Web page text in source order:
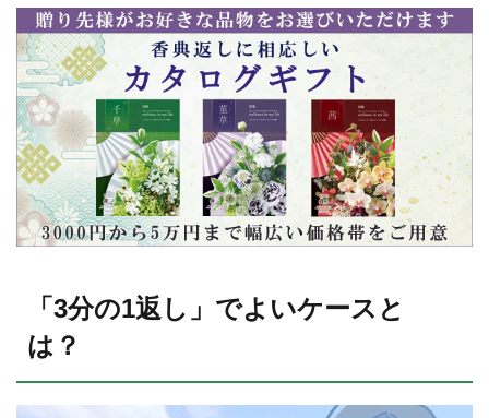
「3分の1返し」でよいケースと
は？